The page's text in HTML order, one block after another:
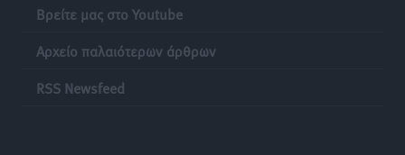
Βρείτε μας στο Youtube
Αρχείο παλαιότερων άρθρων
RSS Newsfeed